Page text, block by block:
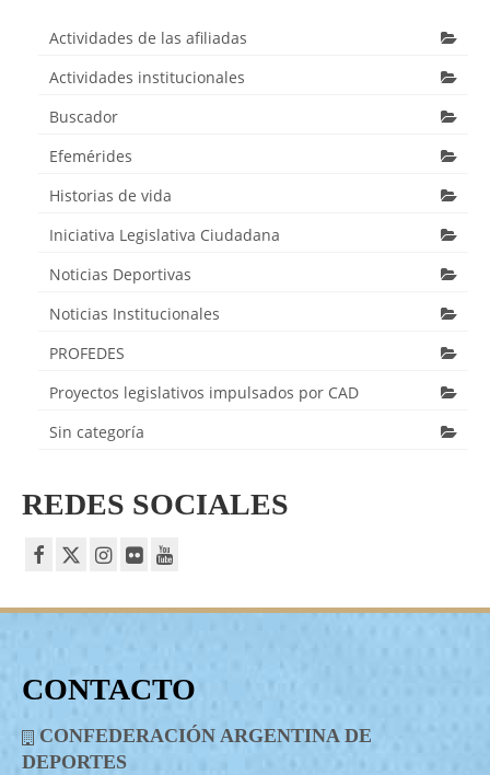
Actividades de las afiliadas
Actividades institucionales
Buscador
Efemérides
Historias de vida
Iniciativa Legislativa Ciudadana
Noticias Deportivas
Noticias Institucionales
PROFEDES
Proyectos legislativos impulsados por CAD
Sin categoría
REDES SOCIALES
CONTACTO
CONFEDERACIÓN ARGENTINA DE
DEPORTES